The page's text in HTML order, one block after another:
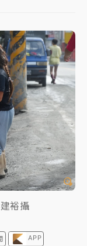
見龍捲風 榕樹
今晚、明天影
車輛最高罰
裕攝
APP